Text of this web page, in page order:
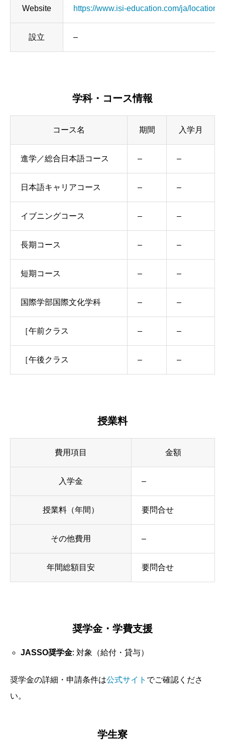
Website https://www.isi-education.com/ja/location/
設立 –
学科・コース情報
コース名 期間 入学月
進学／総合日本語コース – –
日本語キャリアコース – –
イブニングコース – –
長期コース – –
短期コース – –
国際学部国際文化学科 – –
［午前クラス – –
［午後クラス – –
授業料
費用項目 金額
入学金 –
授業料（年間） 要問合せ
その他費用 –
年間総額目安 要問合せ
奨学金・学費支援
JASSO奨学金: 対象（給付・貸与）
奨学金の詳細・申請条件は公式サイト でご確認くださ
い。
学生寮